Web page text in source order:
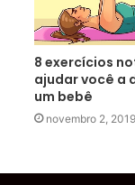
8 exercícios
ajudar você a
um bebê
novembro 2, 2019